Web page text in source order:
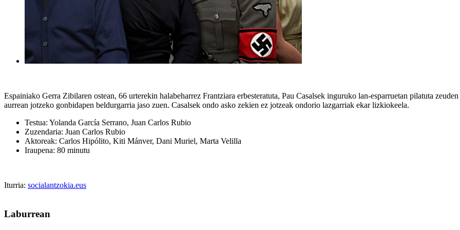
Espainiako Gerra Zibilaren ostean, 66 urterekin halabeharrez Frantziara erbesteratuta, Pau Casalsek inguruko lan-esparruetan pilatuta
aurrean jotzeko gonbidapen beldurgarria jaso zuen. Casalsek ondo asko zekien ez jotzeak ondorio lazgarriak ekar lizkiokeela.
Testua: Yolanda García Serrano, Juan Carlos Rubio
Zuzendaria: Juan Carlos Rubio
Aktoreak: Carlos Hipólito, Kiti Mánver, Dani Muriel, Marta Velilla
Iraupena: 80 minutu
Iturria: socialantzokia.eus
Laburrean